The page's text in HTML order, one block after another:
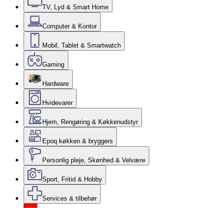
TV, Lyd & Smart Home
Computer & Kontor
Mobil, Tablet & Smartwatch
Gaming
Hardware
Hvidevarer
Hjem, Rengøring & Køkkenudstyr
Epoq køkken & bryggers
Personlig pleje, Skønhed & Velvære
Sport, Fritid & Hobby
Services & tilbehør